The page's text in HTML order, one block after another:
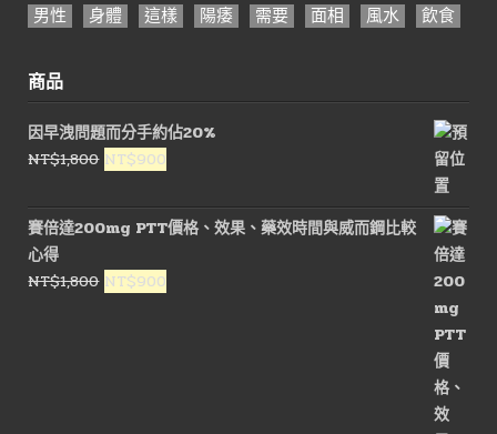
男性
身體 這樣 陽痿 需要 面相 風水 飲食
商品
因早洩問題而分手約佔20%
NT$1,800 原
價
格：
NT$1,800。
NT$900
價
格：
NT$900。
賽倍達200mg PTT價格、效果、藥效時間與威而鋼比較
心得
NT$1,800 原
NT$900